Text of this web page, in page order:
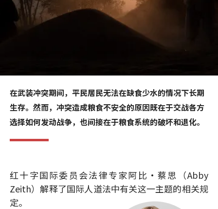
在武装冲突期间，平民居民无法在缺食少水的情况下长期
生存。然而，冲突造成粮食不安全的原因既在于交战各方
选择如何发动战争，也间接在于粮食系统的破坏和退化。
红十字国际委员会法律专家阿比·蔡思（Abby
Zeith）解释了国际人道法中有关这一主题的相关规
定。